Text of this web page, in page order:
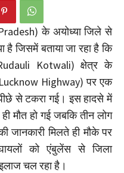
के अयोध्या जिले से
जिसमें बताया जा रहा है कि
Kotwali) क्षेत्र के
Highway) पर एक
से टकरा गई। इस हादसे में
मौत हो गई जबकि तीन लोग
जानकारी मिलते ही मौके पर
को एंबुलेंस से जिला
चल रहा है।